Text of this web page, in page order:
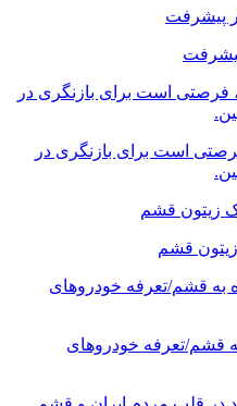
است برای بازنگری در
قشم
قشم/تعرفه خودروهای